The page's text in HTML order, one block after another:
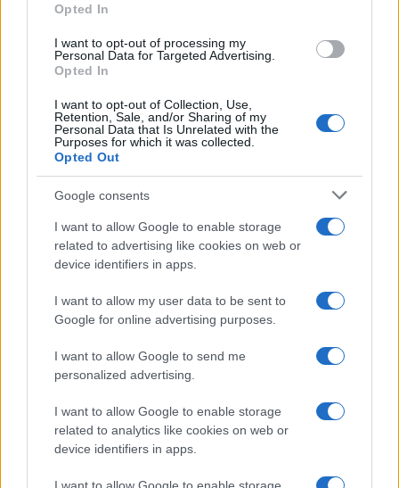
Opted In
I want to opt-out of processing my
Personal Data for Targeted Advertising.
Opted In
I want to opt-out of Collection, Use,
Retention, Sale, and/or Sharing of my
Personal Data that Is Unrelated with the
Purposes for which it was collected.
Opted Out
Google consents
I want to allow Google to enable storage
related to advertising like cookies on web or
device identifiers in apps.
I want to allow my user data to be sent to
Google for online advertising purposes.
I want to allow Google to send me
personalized advertising.
I want to allow Google to enable storage
related to analytics like cookies on web or
device identifiers in apps.
23/05/2025 - 11:21
ΣτΕ: Τι θα γίνει με την τιμολόγηση
του νερού – Τι υποστηρίζουν
07/02/2025 - 15:43
Τι γίνεται με το νερό – Στο ΣΤΕ
για να μη γίνει σαν το ρεύμα
ΠΡΟΣΟΧΗ! Ακατάλληλο νερό στην
Αττική – Η ανακοίνωση
05/12/2024 - 16:29
Ανακοίνωση για ακατάλληλο νερό